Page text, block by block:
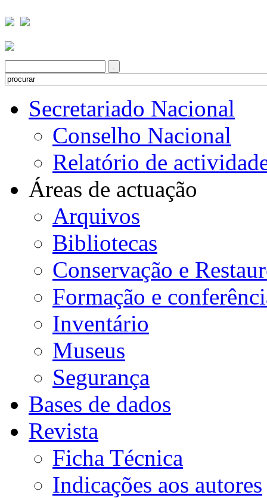
Secretariado Nacional
Conselho Nacional
Relatório de
Áreas de actuação
Arquivos
Bibliotecas
Conservação e
Formação e
Inventário
Museus
Segurança
Bases de dados
Revista
Ficha Técnica
Indicações aos autores